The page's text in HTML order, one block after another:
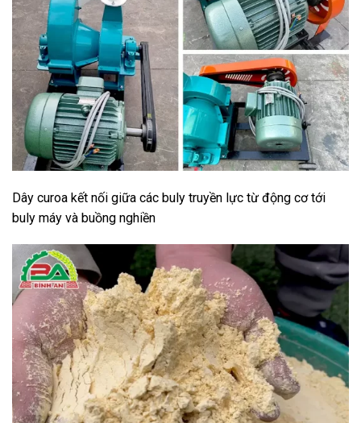
Dây curoa kết nối giữa các buly truyền lực từ động cơ tới
buly máy và buồng nghiền